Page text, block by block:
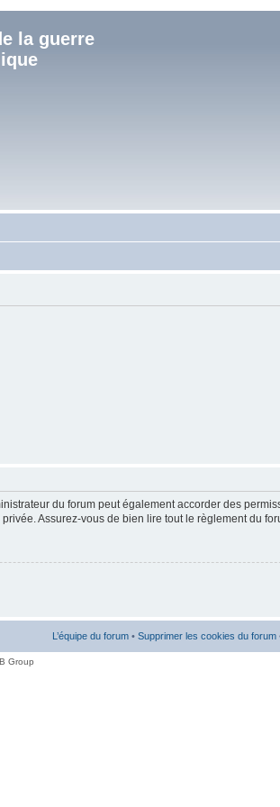
la guerre
du forum peut également accorder des
Assurez-vous de bien lire tout le règlement du
L’équipe du forum • Supprimer les cookies du forum
Group